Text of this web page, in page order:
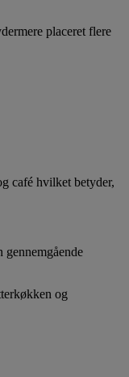
placeret flere
café hvilket betyder,
og